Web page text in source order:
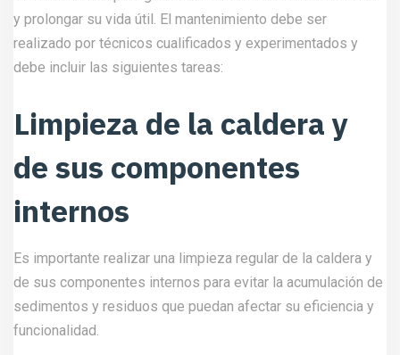
Comprobación del
funcionamiento de todos
los dispositivos de
seguridad
Los dispositivos de seguridad son fundamentales en una
comprobar regularmente su correcto funcionamiento para
garantizar la seguridad de los usuarios.
Ajuste de la combustión